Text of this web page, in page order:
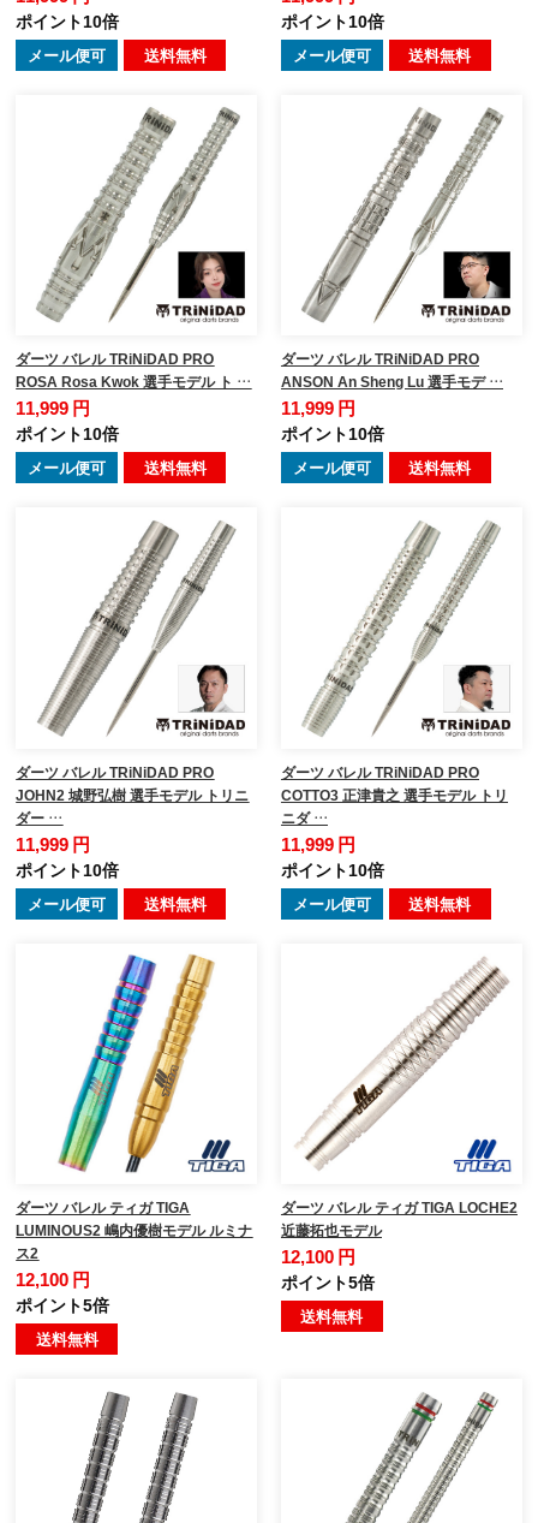
ポイント10倍
メール便可 送料無料
ポイント10倍
メール便可 送料無料
ダーツ バレル TRiNiDAD PRO
ROSA Rosa Kwok 選手モデル ト …
11,999 円
ポイント10倍
メール便可 送料無料
ダーツ バレル TRiNiDAD PRO
ANSON An Sheng Lu 選手モデ …
11,999 円
ポイント10倍
メール便可 送料無料
ダーツ バレル TRiNiDAD PRO
JOHN2 城野弘樹 選手モデル トリニ
ダー …
11,999 円
ポイント10倍
メール便可 送料無料
ダーツ バレル TRiNiDAD PRO
COTTO3 正津貴之 選手モデル トリ
ニダ …
11,999 円
ポイント10倍
メール便可 送料無料
ダーツ バレル ティガ TIGA
LUMINOUS2 嶋内優樹モデル ルミナ
ス2
12,100 円
ポイント5倍
送料無料
ダーツ バレル ティガ TIGA LOCHE2
近藤拓也モデル
12,100 円
ポイント5倍
送料無料